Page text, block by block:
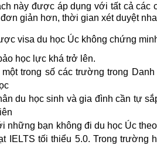
này được áp dụng với tất cả các
giản hơn, thời gian xét duyệt
visa du học Úc không chứng
học lực khá trở lên.
trong số các trường trong
du học sinh và gia đình cần tự
những bạn không đi du học Úc
IELTS tối thiểu 5.0. Trong trường